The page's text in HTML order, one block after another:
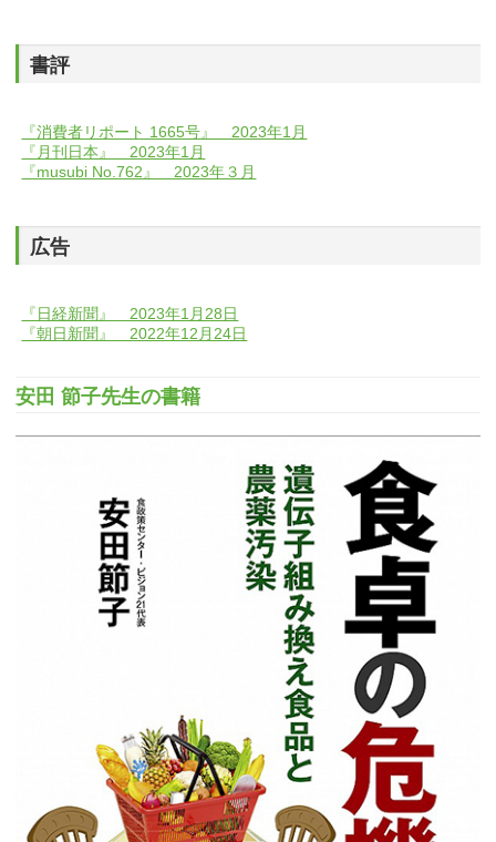
書評
『消費者リポート 1665号』 2023年1月
『月刊日本』 2023年1月
『musubi No.762』 2023年３月
広告
『日経新聞』 2023年1月28日
『朝日新聞』 2022年12月24日
安田 節子先生の書籍